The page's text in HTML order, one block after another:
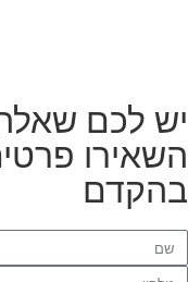
לכם
פרטים